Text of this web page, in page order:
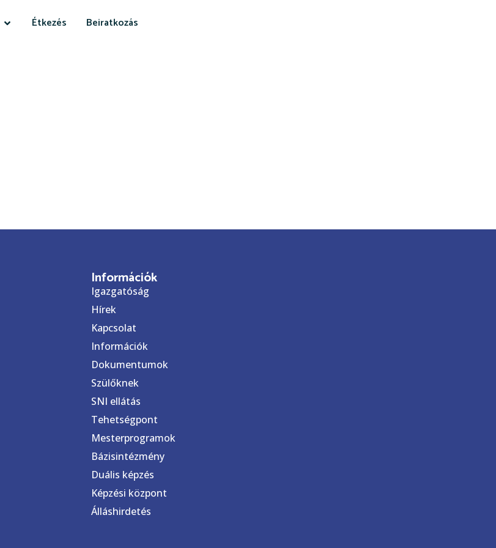
Étkezés Beiratkozás
Információk
Igazgatóság
Hírek
Kapcsolat
Információk
Dokumentumok
Szülőknek
SNI ellátás
Tehetségpont
Mesterprogramok
Bázisintézmény
Duális képzés
Képzési központ
Álláshirdetés